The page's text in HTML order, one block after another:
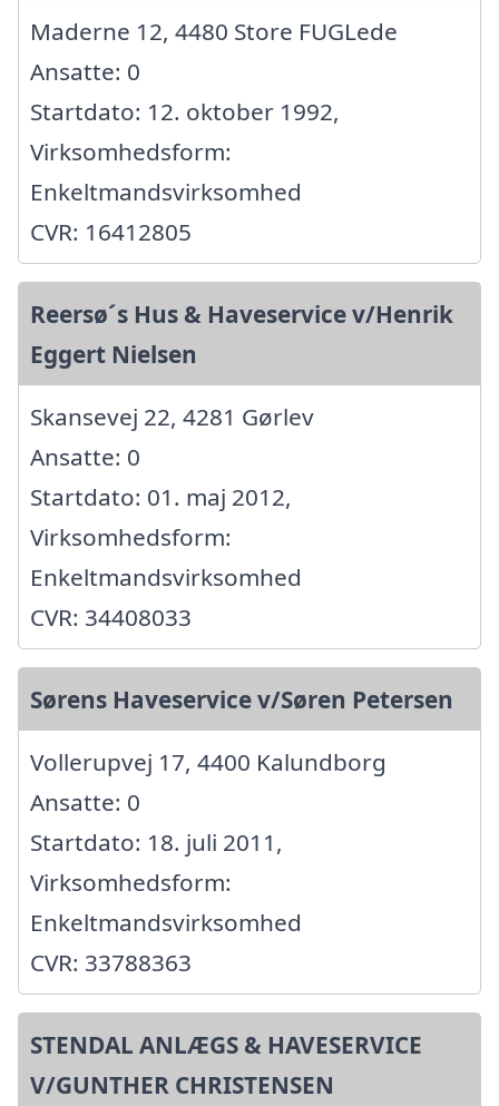
Maderne 12, 4480 Store FUGLede
Ansatte: 0
Startdato: 12. oktober 1992,
Virksomhedsform:
Enkeltmandsvirksomhed
CVR: 16412805
Reersø´s Hus & Haveservice v/Henrik
Eggert Nielsen
Skansevej 22, 4281 Gørlev
Ansatte: 0
Startdato: 01. maj 2012,
Virksomhedsform:
Enkeltmandsvirksomhed
CVR: 34408033
Sørens Haveservice v/Søren Petersen
Vollerupvej 17, 4400 Kalundborg
Ansatte: 0
Startdato: 18. juli 2011,
Virksomhedsform:
Enkeltmandsvirksomhed
CVR: 33788363
STENDAL ANLÆGS & HAVESERVICE
V/GUNTHER CHRISTENSEN